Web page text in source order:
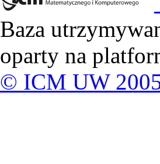
Baza
oparty na
© ICM UW